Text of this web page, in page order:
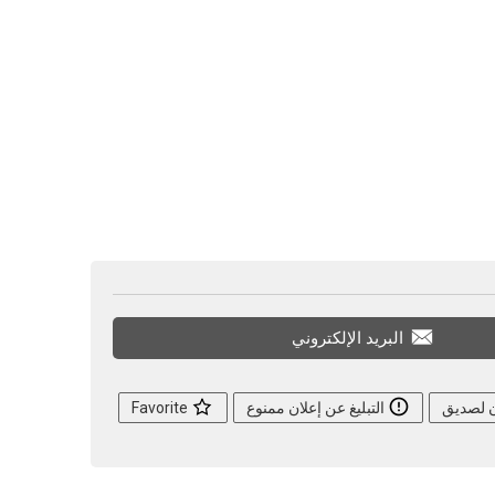
البريد الإلكتروني
لصديق التبليغ عن إعلان ممنوع